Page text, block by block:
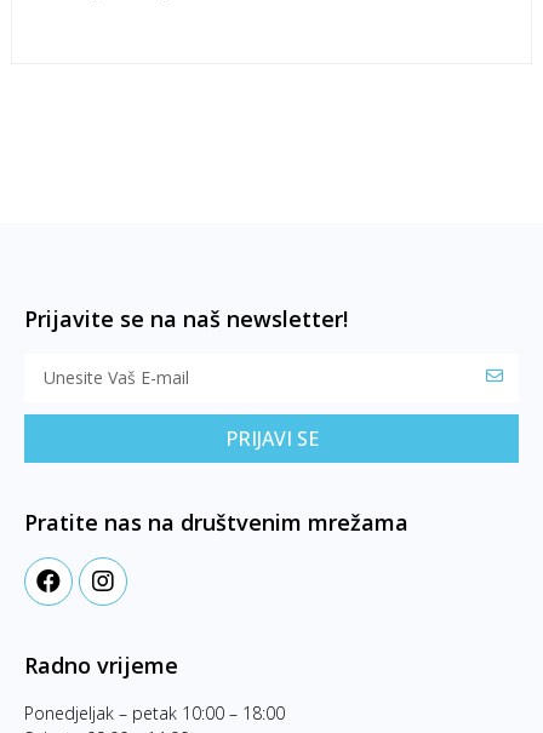
Prijavite se na naš newsletter!
PRIJAVI SE
Pratite nas na društvenim mrežama
Radno vrijeme
Ponedjeljak – petak 10:00 – 18:00